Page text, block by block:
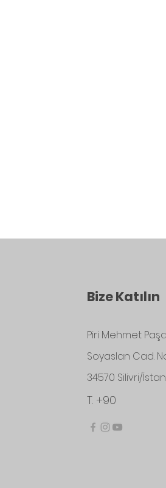
Bize Katılın
Piri Mehmet
Soyaslan Cad.
34570 Silivri/
T. +90